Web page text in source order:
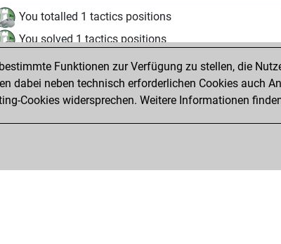
You totalled 1 tactics positions
You solved 1 tactics positions
You achieved an Elo of 1606 in tactics positions
Funktionen zur Verfügung zu stellen, die
dabei neben technisch erforderlichen Cookies auch
Cookies widersprechen. Weitere Informationen